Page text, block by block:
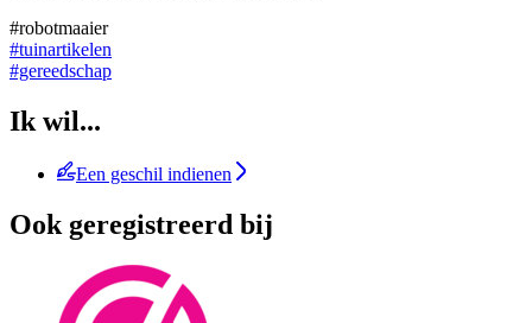
#robotmaaier
#tuinartikelen
#gereedschap
Ik wil...
Een geschil indienen
Ook geregistreerd bij